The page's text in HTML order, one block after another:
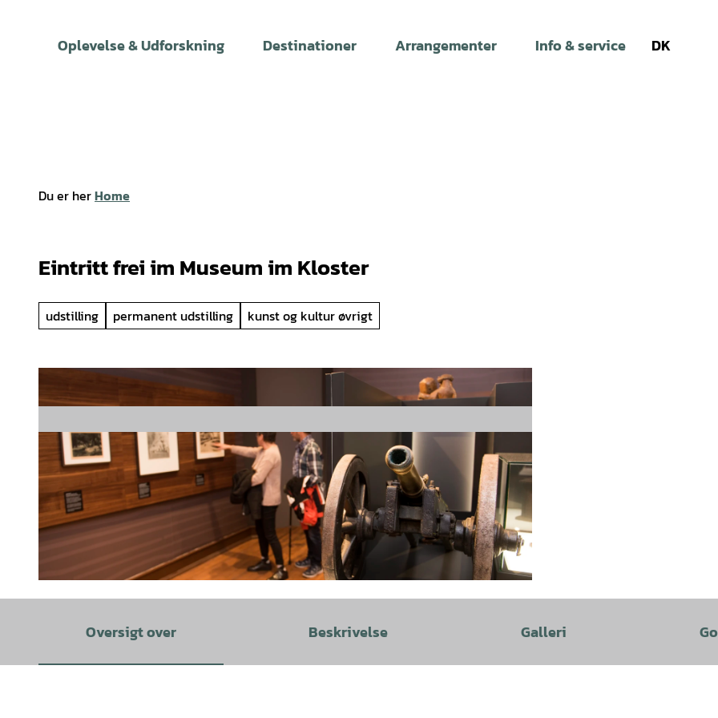
Oplevelse & Udforskning Destinationer Arrangementer Info & service DK
Du er herHome
Eintritt frei im Museum im Kloster
udstilling permanent udstilling kunst og kultur øvrigt
Oversigt over Beskrivelse Galleri